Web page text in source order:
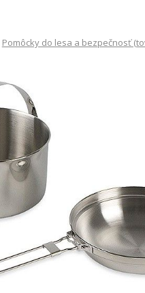
Pomôcky do lesa a bezpečnosť